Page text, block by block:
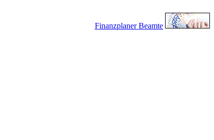
Finanzplaner Beamte